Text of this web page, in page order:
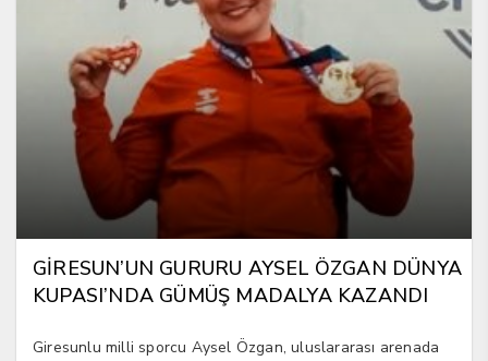
GİRESUN’UN GURURU AYSEL ÖZGAN DÜNYA
KUPASI’NDA GÜMÜŞ MADALYA KAZANDI
Giresunlu milli sporcu Aysel Özgan, uluslararası arenada